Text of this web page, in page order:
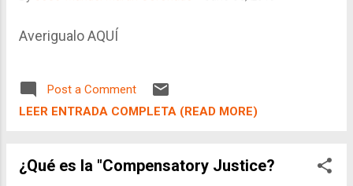
Averigualo AQUÍ
Post a Comment
LEER ENTRADA COMPLETA (READ MORE)
¿Qué es la "Compensatory Justice?